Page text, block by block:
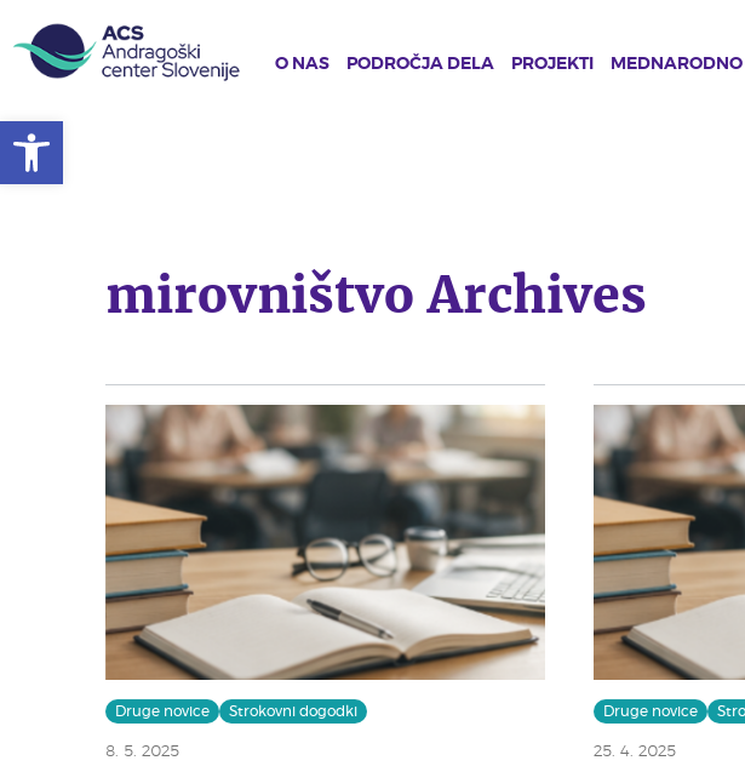
O NAS PODROČJA DELA PROJEKTI
mirovništvo Archives
Druge novice Strokovni dogodki
8. 5. 2025
Druge novice
25. 4. 2025
Open toolbar